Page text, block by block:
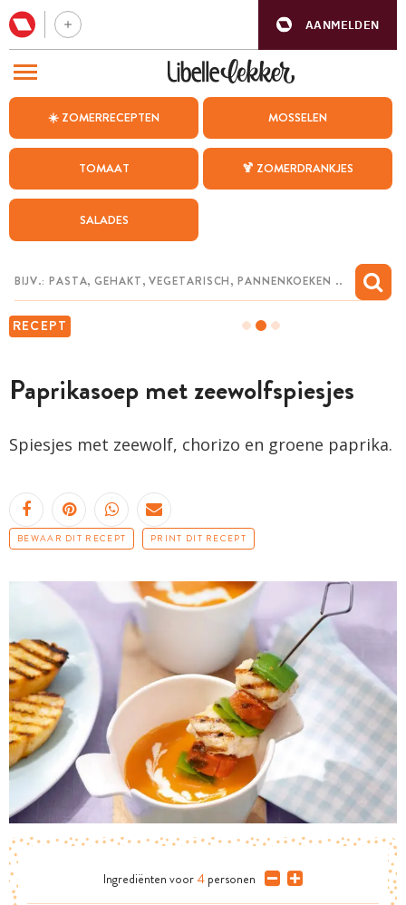
AANMELDEN
☀️ ZOMERRECEPTEN MOSSELEN
TOMAAT 🍹 ZOMERDRANKJES
SALADES
RECEPT
Paprikasoep met zeewolfspiesjes
Spiesjes met zeewolf, chorizo en groene paprika.
BEWAAR DIT RECEPT PRINT DIT RECEPT
Ingrediënten voor 4 personen
BEZOEK ONZE ANDERE WEBSITES
WEEKMENU
CHAT MET MAIA
MIJN BEWAARDE RECEPTEN